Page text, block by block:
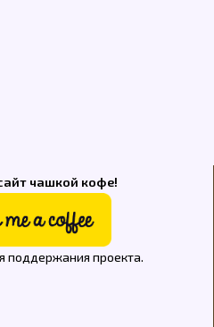
чашкой кофе!
поддержания проекта.